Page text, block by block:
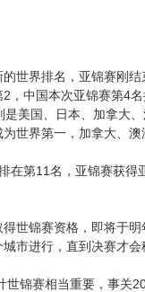
界排名，亚锦赛刚结
，中国本次亚锦赛第4
国、日本、加拿大、
世界第一，加拿大、澳
第11名，亚锦赛获得
锦赛资格，即将于明
市进行，直到决赛才
赛相当重要，事关